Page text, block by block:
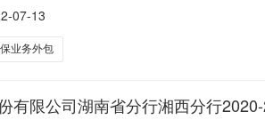
投标报价（含税，元）：6690518.60
07-13
业务外包
有限公司湖南省分行湘西分行